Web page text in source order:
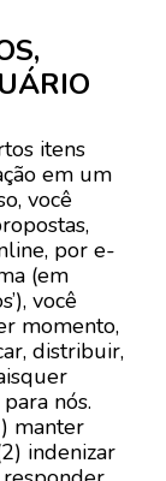
itens
em um
você
por e-
(em
você
momento,
distribuir,
nós.
manter
indenizar